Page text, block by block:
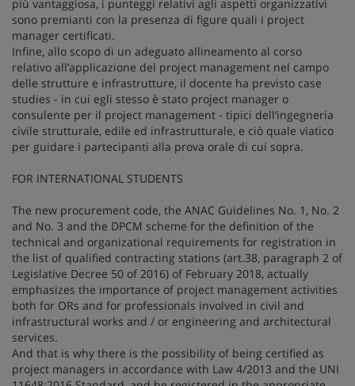
più vantaggiosa, i punteggi relativi agli aspetti organizzativi
sono premianti con la presenza di figure quali i project
manager certificati.
Infine, allo scopo di un adeguato allineamento al corso
relativo all’applicazione del project management nel campo
delle strutture e infrastrutture, il docente ha previsto case
studies - in cui egli stesso è stato project manager o
consulente per il project management - tipici dell’ingegneria
civile strutturale, edile ed infrastrutturale, e ciò quale viatico
per guidare i partecipanti alla prova orale di cui sopra.
FOR INTERNATIONAL STUDENTS
The new procurement code, the ANAC Guidelines No. 1, No. 2
and No. 3 and the DPCM scheme for the definition of the
technical and organizational requirements for registration in
the list of qualified contracting stations (art.38, paragraph 2 of
Legislative Decree 50 of 2016) of February 2018, actually
emphasizes the importance of project management activities
both for ORs and for professionals involved in civil and
infrastructural works and / or engineering and architectural
services.
And that is why there is the possibility of being certified as
project managers in accordance with Law 4/2013 and the UNI